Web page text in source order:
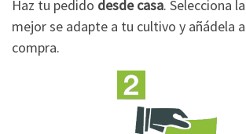
Haz tu pedido desde casa. Selecciona
mejor se adapte a tu cultivo y añádela
compra.